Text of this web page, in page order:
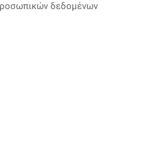
δεδομένων